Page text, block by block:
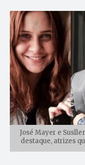
José Mayer e
destaque, atrizes